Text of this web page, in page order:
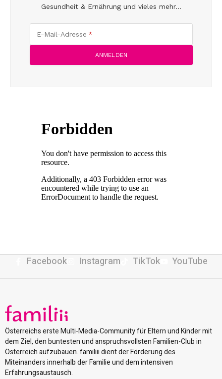
Gesundheit & Ernährung und vieles mehr...
E-Mail-Adresse
Facebook Instagram TikTok YouTube
Österreichs erste Multi-Media-Community für Eltern und Kinder mit
dem Ziel, den buntesten und anspruchsvollsten Familien-Club in
Österreich aufzubauen. familiii dient der Förderung des
Miteinanders innerhalb der Familie und dem intensiven
Erfahrungsaustausch.